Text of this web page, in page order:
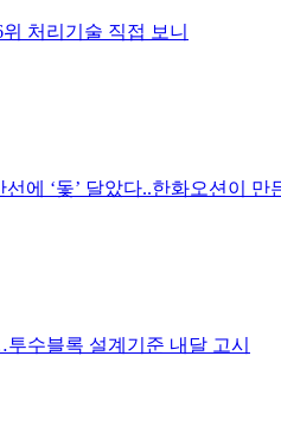
처리기술 직접 보니
에 ‘돛’ 달았다..한화오션이 만
수블록 설계기준 내달 고시